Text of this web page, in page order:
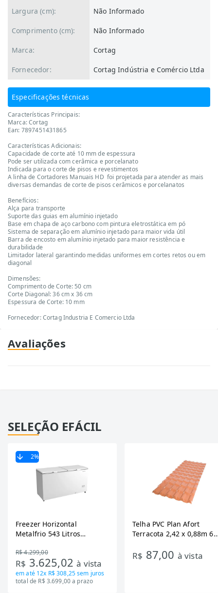
Largura (cm): Não Informado
Comprimento (cm): Não Informado
Marca: Cortag
Fornecedor: Cortag Indústria e Comércio Ltda
Especificações técnicas
Características Principais:
Marca: Cortag
Ean: 7897451431865
Características Adicionais:
Capacidade de corte até 10 mm de espessura
Pode ser utilizada com cerâmica e porcelanato
Indicada para o corte de pisos e revestimentos
A linha de Cortadores Manuais HD foi projetada para atender as mais
diversas demandas de corte de pisos cerâmicos e porcelanatos
Benefícios:
Alça para transporte
Suporte das guias em alumínio injetado
Base em chapa de aço carbono com pintura eletrostática em pó
Sistema de separação em alumínio injetado para maior vida útil
Barra de encosto em alumínio injetado para maior resistência e
durabilidade
Limitador lateral garantindo medidas uniformes em cortes retos ou em
diagonal
Dimensões:
Comprimento de Corte: 50 cm
Corte Diagonal: 36 cm x 36 cm
Espessura de Corte: 10 mm
Fornecedor: Cortag Industria E Comercio Ltda
Avaliações
SELEÇÃO EFÁCIL
2%
Freezer Horizontal
Metalfrio 543 Litros
Tecnologia Inverter, Branco,
Bivolt
R$ 4.299,00
R$ 3.625,02à vista
em até 12x R$ 308,25sem juros
total de R$ 3.699,00 a prazo
Telha PVC Plan Afort
Terracota 2,42 x 0,88m 6
R$ 87,00 à vista